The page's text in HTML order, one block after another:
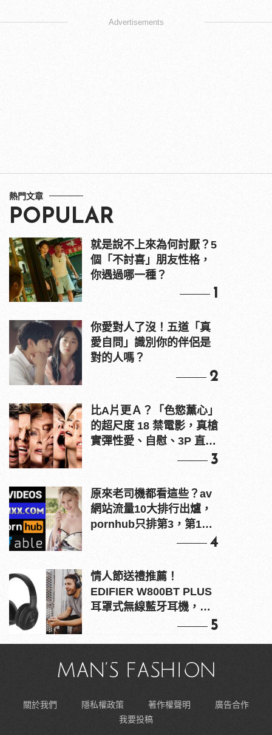
Advertisements
熱門文章
POPULAR
就是說不上來為何討厭？5
個「不討喜」朋友性格，
你遇過哪一種？
1
你愛對人了沒！五道「真
愛自問」識別你的伴侶是
對的人嗎？
2
比A片更Ａ？「色慾薰心」
的超尺度 18 禁電影，真槍
實彈性愛、自慰、3P 直接
3
原來老司機都看這些？av
網站流量10大排行出爐，
pornhub只排第3，第1名
4
情人節送禮推薦！
EDIFIER W800BT PLUS
耳罩式無線藍牙耳機，在
5
關於我們 隱私權政策 著作權聲明
廣告合作
我要投稿